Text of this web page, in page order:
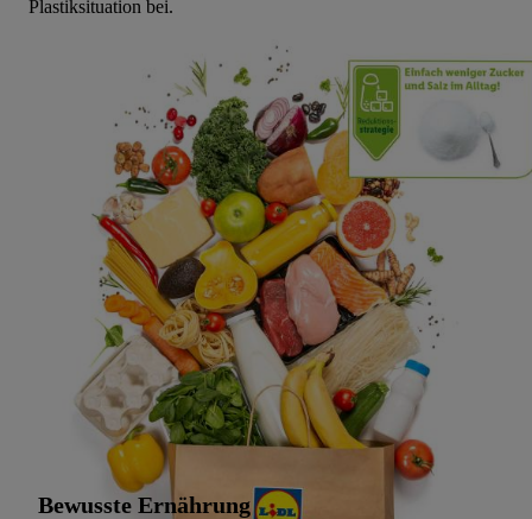
Plastiksituation bei.
Bewusste Ernährung